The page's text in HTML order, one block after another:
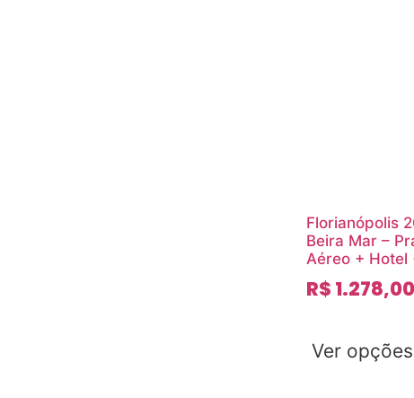
Florianópolis
Beira Mar –
Aéreo + Hotel
R$ 1.278,00
Ver opções